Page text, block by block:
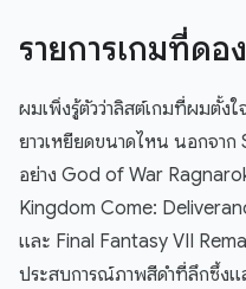
รายการเกมที่ดอ
ผมเพิ่งรู้ตัวว่าลิสต์เกมที่ผมตั้ง
ยาวเหยียดขนาดไหน นอกจา
อย่าง God of War
Kingdom Come:
และ Final Fantasy VII
ประสบการณ์ภาพสีดำที่ลึกซึ้ง